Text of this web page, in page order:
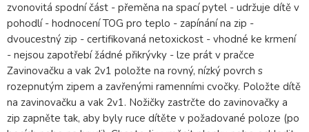
zvonovitá spodní část - přeměna na spací pytel - udržuje dítě v
pohodlí - hodnocení TOG pro teplo - zapínání na zip -
dvoucestný zip - certifikovaná netoxickost - vhodné ke krmení
- nejsou zapotřebí žádné přikrývky - lze prát v pračce
Zavinovačku a vak 2v1 položte na rovný, nízký povrch s
rozepnutým zipem a zavřenými ramenními cvočky. Položte dítě
na zavinovačku a vak 2v1. Nožičky zastrčte do zavinovačky a
zip zapněte tak, aby byly ruce dítěte v požadované poloze (po